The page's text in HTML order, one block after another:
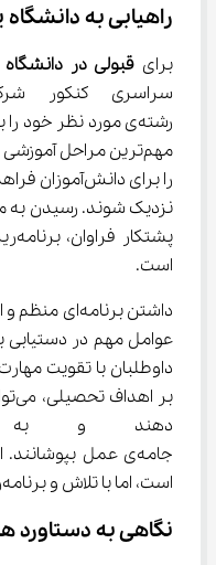
راهیابی به
برای قبولی در
رشته‌ی مورد نظر خود
نزدیک شوند. رسیدن به
است.
داشتن
عوامل مهم در
بر
دهند و به
است، اما با تلاش و برنامه‌ریزی قابل دست‌یابی است.
نگاهی به دستاورد ها و